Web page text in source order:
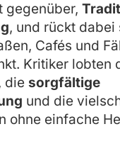
gegenüber,
, und rückt dabei
Cafés und
Kritiker lobten
die sorgfältige
und die
ohne einfache